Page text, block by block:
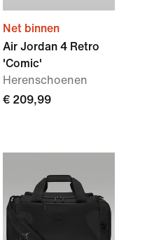
Net binnen
Air Jordan 4 Retro
'Comic'
Herenschoenen
€ 209,99